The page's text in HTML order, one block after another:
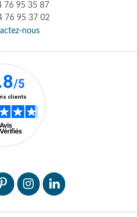
76 95 35 87
76 95 37 02
nous